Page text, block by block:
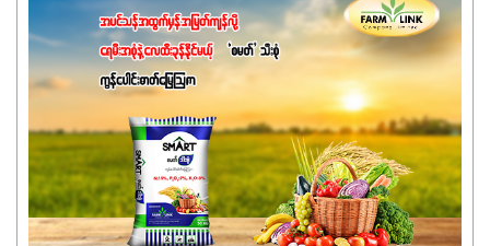
အက်စစ်တို့ အချိုးကျ ပေါင်းစပ်ထားတဲ့ ကွန်ပေါင်း
ဓာတ်မြေဩဇာဖြစ်ပါတယ်။ အဓိကအကျိုးကျေးဇူးတွေအနေနဲ့
ကတော့ နိုက်ထရိုဂျင် 19%ပါဝင်တဲ့အတွက် ကလိုရိုဖီးလ်ဖွဲ့စည်း
မှုကို အားပေးကာ သီးနှံပင်များ၏အရွက်များစိမ်းလန်းသန်စွမ်း
ပြီး အစာချက်လုပ်မှုအားကောင်းစေပါတယ်။ အပင်၏ပင်ပိုင်း
ကြီးထွားမှုကို တိုးမြင့်စေကာ အပင်သန်၍ အကြီးမြန်စေပါတယ်။
သင့်တော်တဲ့ Phosphorus 7%ပါဝင်မှုကြောင့် အပင်ရဲ့ အမြစ်
ဖွဲ့စည်းတည်ဆောက်မှုကို ပို၍သန်မာလာအောင် အားပေးပါ